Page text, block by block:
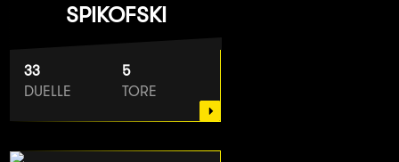
SPIKOFSKI
33
DUELLE
5
TORE